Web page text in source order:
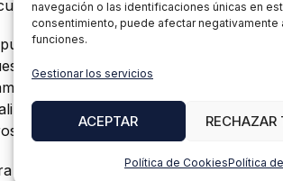
navegación o las identificaciones únicas en
consentimiento, puede afectar negativamente
funciones.
Gestionar los servicios
ACEPTAR RECHAZAR
Política de CookiesPolítica
y saber cómo resolverlas.
hay varios pasos que debemos dar
plan de marketing sea realista y
nuestro producto, ver cuáles son
a nuestra competencia y definir
objetivos.
de definir nuestro plan de marketing y